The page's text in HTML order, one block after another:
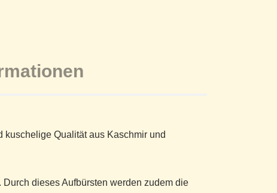
Qualität aus Kaschmir und
Durch dieses Aufbürsten werden zudem die